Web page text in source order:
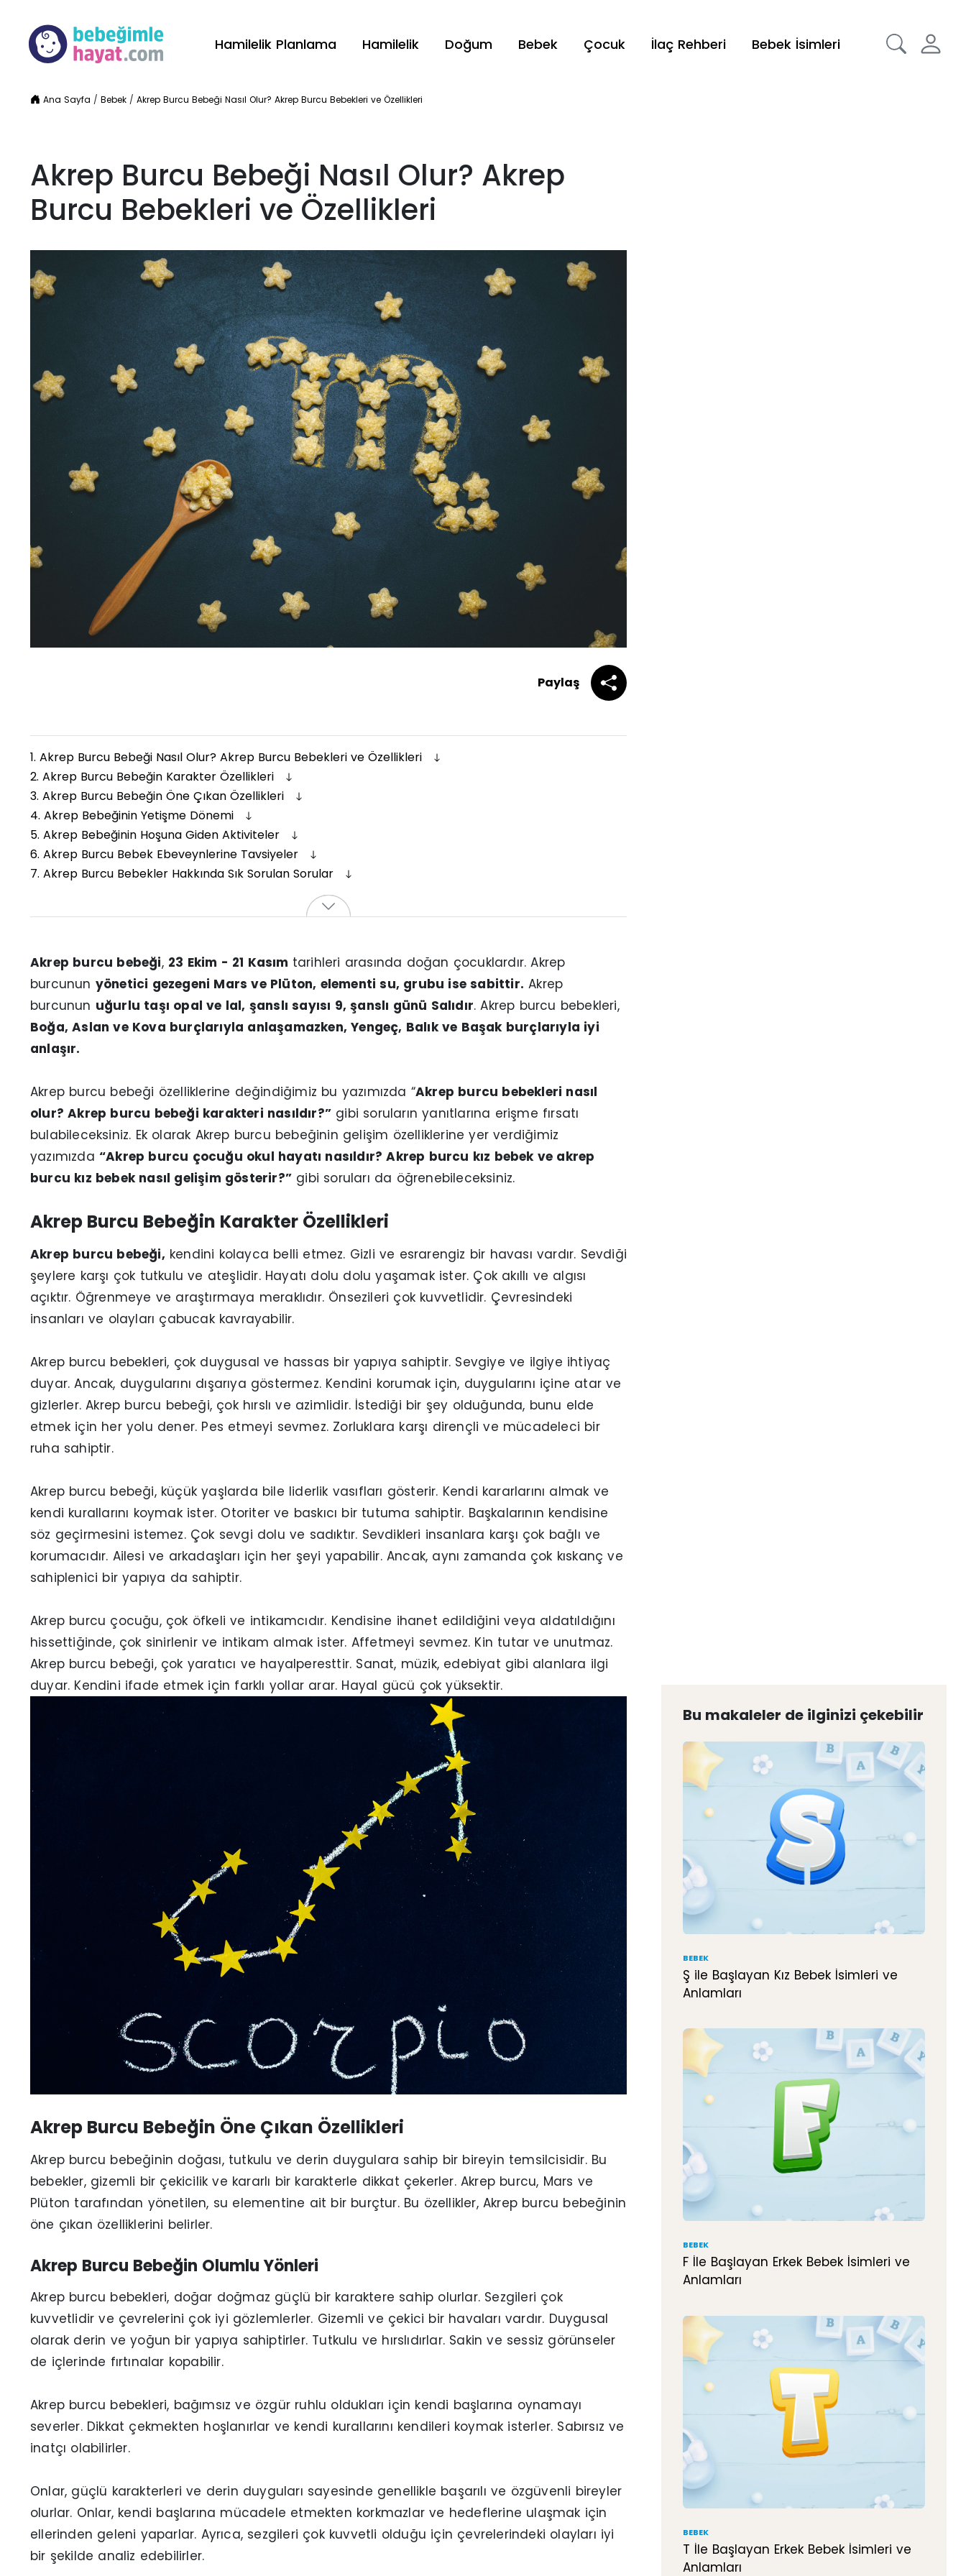
Hamilelik Planlama Hamilelik Doğum Bebek Çocuk İlaç Rehberi Bebek İsimleri
Ana Sayfa /Bebek /Akrep Burcu Bebeği Nasıl Olur? Akrep Burcu Bebekleri ve Özellikleri
Akrep Burcu Bebeği Nasıl Olur? Akrep
Burcu Bebekleri ve Özellikleri
Paylaş
1. Akrep Burcu Bebeği Nasıl Olur? Akrep Burcu Bebekleri ve Özellikleri
2. Akrep Burcu Bebeğin Karakter Özellikleri
3. Akrep Burcu Bebeğin Öne Çıkan Özellikleri
4. Akrep Bebeğinin Yetişme Dönemi
5. Akrep Bebeğinin Hoşuna Giden Aktiviteler
6. Akrep Burcu Bebek Ebeveynlerine Tavsiyeler
7. Akrep Burcu Bebekler Hakkında Sık Sorulan Sorular
Akrep burcu bebeği, 23 Ekim - 21 Kasım tarihleri arasında doğan çocuklardır. Akrep
burcunun yönetici gezegeni Mars ve Plüton, elementi su, grubu ise sabittir. Akrep
burcunun uğurlu taşı opal ve lal, şanslı sayısı 9, şanslı günü Salıdır. Akrep burcu bebekleri,
Boğa, Aslan ve Kova burçlarıyla anlaşamazken, Yengeç, Balık ve Başak burçlarıyla iyi
anlaşır.
Akrep burcu bebeği özelliklerine değindiğimiz bu yazımızda “Akrep burcu bebekleri nasıl
olur? Akrep burcu bebeği karakteri nasıldır?” gibi soruların yanıtlarına erişme fırsatı
bulabileceksiniz. Ek olarak Akrep burcu bebeğinin gelişim özelliklerine yer verdiğimiz
yazımızda “Akrep burcu çocuğu okul hayatı nasıldır? Akrep burcu kız bebek ve akrep
burcu kız bebek nasıl gelişim gösterir?” gibi soruları da öğrenebileceksiniz.
Akrep Burcu Bebeğin Karakter Özellikleri
Akrep burcu bebeği, kendini kolayca belli etmez. Gizli ve esrarengiz bir havası vardır. Sevdiği
şeylere karşı çok tutkulu ve ateşlidir. Hayatı dolu dolu yaşamak ister. Çok akıllı ve algısı
açıktır. Öğrenmeye ve araştırmaya meraklıdır. Önsezileri çok kuvvetlidir. Çevresindeki
insanları ve olayları çabucak kavrayabilir.
Akrep burcu bebekleri, çok duygusal ve hassas bir yapıya sahiptir. Sevgiye ve ilgiye ihtiyaç
duyar. Ancak, duygularını dışarıya göstermez. Kendini korumak için, duygularını içine atar ve
gizlerler. Akrep burcu bebeği, çok hırslı ve azimlidir. İstediği bir şey olduğunda, bunu elde
etmek için her yolu dener. Pes etmeyi sevmez. Zorluklara karşı dirençli ve mücadeleci bir
ruha sahiptir.
Akrep burcu bebeği, küçük yaşlarda bile liderlik vasıfları gösterir. Kendi kararlarını almak ve
kendi kurallarını koymak ister. Otoriter ve baskıcı bir tutuma sahiptir. Başkalarının kendisine
söz geçirmesini istemez. Çok sevgi dolu ve sadıktır. Sevdikleri insanlara karşı çok bağlı ve
korumacıdır. Ailesi ve arkadaşları için her şeyi yapabilir. Ancak, aynı zamanda çok kıskanç ve
sahiplenici bir yapıya da sahiptir.
Akrep burcu çocuğu, çok öfkeli ve intikamcıdır. Kendisine ihanet edildiğini veya aldatıldığını
hissettiğinde, çok sinirlenir ve intikam almak ister. Affetmeyi sevmez. Kin tutar ve unutmaz.
Akrep burcu bebeği, çok yaratıcı ve hayalperesttir. Sanat, müzik, edebiyat gibi alanlara ilgi
duyar. Kendini ifade etmek için farklı yollar arar. Hayal gücü çok yüksektir.
Akrep Burcu Bebeğin Öne Çıkan Özellikleri
Akrep burcu bebeğinin doğası, tutkulu ve derin duygulara sahip bir bireyin temsilcisidir. Bu
bebekler, gizemli bir çekicilik ve kararlı bir karakterle dikkat çekerler. Akrep burcu, Mars ve
Plüton tarafından yönetilen, su elementine ait bir burçtur. Bu özellikler, Akrep burcu bebeğinin
öne çıkan özelliklerini belirler.
Akrep Burcu Bebeğin Olumlu Yönleri
Akrep burcu bebekleri, doğar doğmaz güçlü bir karaktere sahip olurlar. Sezgileri çok
kuvvetlidir ve çevrelerini çok iyi gözlemlerler. Gizemli ve çekici bir havaları vardır. Duygusal
olarak derin ve yoğun bir yapıya sahiptirler. Tutkulu ve hırslıdırlar. Sakin ve sessiz görünseler
de içlerinde fırtınalar kopabilir.
Akrep burcu bebekleri, bağımsız ve özgür ruhlu oldukları için kendi başlarına oynamayı
severler. Dikkat çekmekten hoşlanırlar ve kendi kurallarını kendileri koymak isterler. Sabırsız ve
inatçı olabilirler.
Onlar, güçlü karakterleri ve derin duyguları sayesinde genellikle başarılı ve özgüvenli bireyler
olurlar. Onlar, kendi başlarına mücadele etmekten korkmazlar ve hedeflerine ulaşmak için
ellerinden geleni yaparlar. Ayrıca, sezgileri çok kuvvetli olduğu için çevrelerindeki olayları iyi
bir şekilde analiz edebilirler.
Bu makaleler de ilginizi çekebilir
BEBEK
Ş ile Başlayan Kız Bebek İsimleri ve
Anlamları
BEBEK
F İle Başlayan Erkek Bebek İsimleri ve
Anlamları
BEBEK
T İle Başlayan Erkek Bebek İsimleri ve
Anlamları